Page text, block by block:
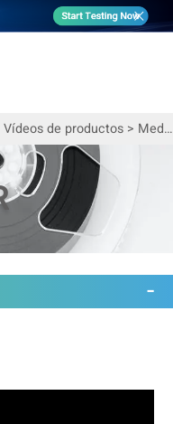
Vídeos de productos> Medición y cálculo de la cohesión y uniformidad de materiales en polvo con PowderPro A1